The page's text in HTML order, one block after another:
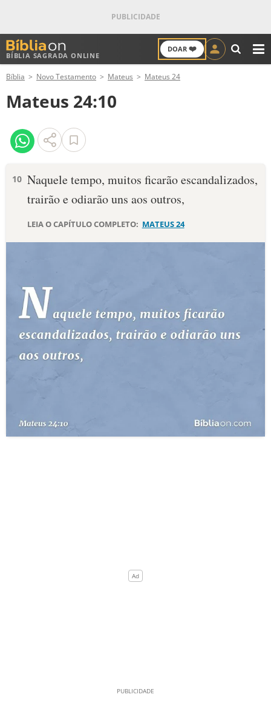
BÍBLIA SAGRADA ONLINE
DOAR ❤️
ANTIGO TESTAMENTO
NOVO TESTAMENTO
VERSÍCULOS
PALAVRA DO DIA
10 MANDAMENTOS
ESTUDOS BÍBLICOS
ESBOÇOS DE PREGAÇÃO
PERGUNTE À BÍBLIA
Bíblia Novo Testamento Mateus Mateus 24
Mateus 24:10
10 Naquele tempo, muitos ficarão escandalizados,
trairão e odiarão uns aos outros,
LEIA O CAPÍTULO COMPLETO: MATEUS 24